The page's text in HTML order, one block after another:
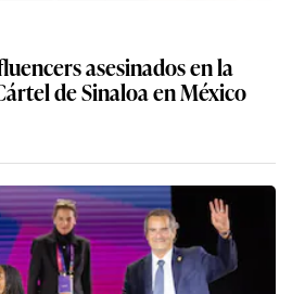
asesinados en la
de Sinaloa en México